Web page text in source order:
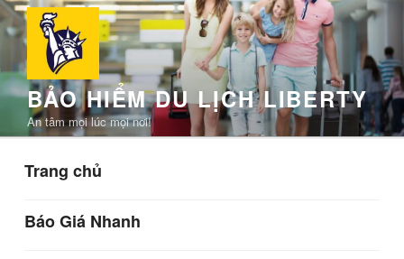
Chuyển
đến
nội
dungBẢO HIỂM DU LỊCH LIBERTY
An tâm mọi lúc mọi nơi!
Trang chủ
Báo Giá Nhanh